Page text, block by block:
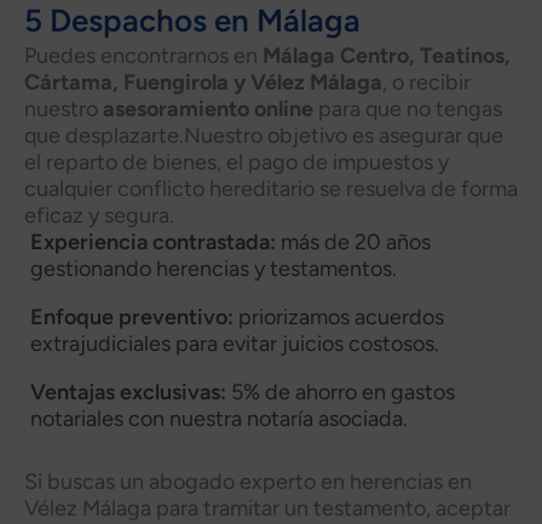
5 Despachos en Málaga
Puedes encontrarnos en Málaga Centro, Teatinos,
Cártama, Fuengirola y Vélez Málaga, o recibir
nuestro asesoramiento online para que no tengas
que desplazarte.Nuestro objetivo es asegurar que
el reparto de bienes, el pago de impuestos y
cualquier conflicto hereditario se resuelva de forma
eficaz y segura.
Experiencia contrastada: más de 20 años
gestionando herencias y testamentos.
Enfoque preventivo: priorizamos acuerdos
extrajudiciales para evitar juicios costosos.
Ventajas exclusivas: 5% de ahorro en gastos
notariales con nuestra notaría asociada.
Si buscas un abogado experto en herencias en
Vélez Málaga para tramitar un testamento, aceptar